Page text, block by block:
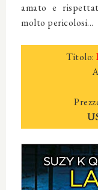
amato e
molto pericolosi...
Titolo: